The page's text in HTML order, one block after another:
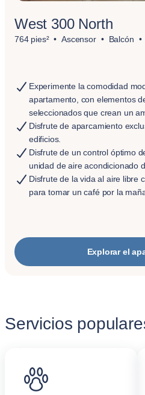
West 300 North
764 pies² Ascensor Balcón
Experimente la comodidad
apartamento, con elementos
seleccionados que crean un
Disfrute de aparcamiento
edificios.
Disfrute de un control óptimo
unidad de aire acondicionado
Disfrute de la vida al aire libre
para tomar un café por la
Explorar el
Servicios